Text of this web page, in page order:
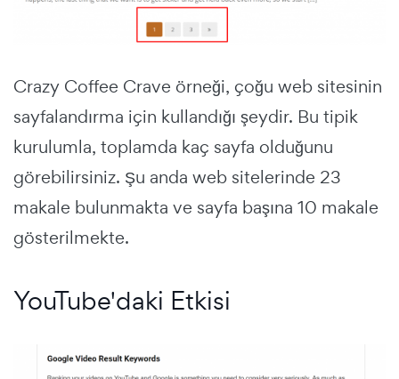
Crazy Coffee Crave örneği, çoğu web sitesinin
sayfalandırma için kullandığı şeydir. Bu tipik
kurulumla, toplamda kaç sayfa olduğunu
görebilirsiniz. Şu anda web sitelerinde 23
makale bulunmakta ve sayfa başına 10 makale
gösterilmekte.
YouTube'daki Etkisi